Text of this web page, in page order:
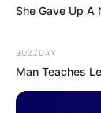
She Gave Up A
BUZZDAY
Man Teaches